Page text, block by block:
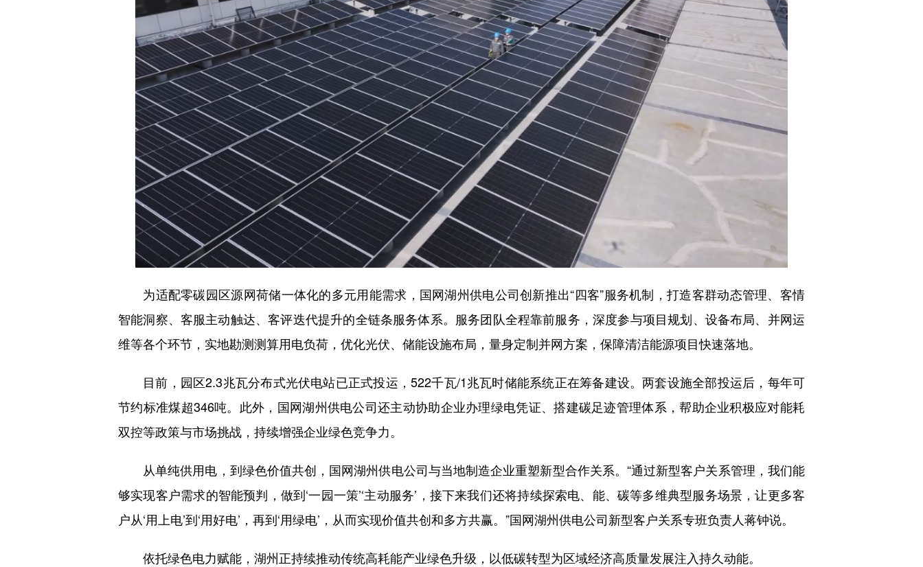
为适配零碳园区源网荷储一体化的多元用能需求，国网湖州供电公司创新推出“四客”服务机制，打造客群动态管理、客情
智能洞察、客服主动触达、客评迭代提升的全链条服务体系。服务团队全程靠前服务，深度参与项目规划、设备布局、并网运
维等各个环节，实地勘测测算用电负荷，优化光伏、储能设施布局，量身定制并网方案，保障清洁能源项目快速落地。
目前，园区2.3兆瓦分布式光伏电站已正式投运，522千瓦/1兆瓦时储能系统正在筹备建设。两套设施全部投运后，每年可
节约标准煤超346吨。此外，国网湖州供电公司还主动协助企业办理绿电凭证、搭建碳足迹管理体系，帮助企业积极应对能耗
双控等政策与市场挑战，持续增强企业绿色竞争力。
从单纯供用电，到绿色价值共创，国网湖州供电公司与当地制造企业重塑新型合作关系。“通过新型客户关系管理，我们能
够实现客户需求的智能预判，做到‘一园一策’‘主动服务’，接下来我们还将持续探索电、能、碳等多维典型服务场景，让更多客
户从‘用上电’到‘用好电’，再到‘用绿电’，从而实现价值共创和多方共赢。”国网湖州供电公司新型客户关系专班负责人蒋钟说。
依托绿色电力赋能，湖州正持续推动传统高耗能产业绿色升级，以低碳转型为区域经济高质量发展注入持久动能。